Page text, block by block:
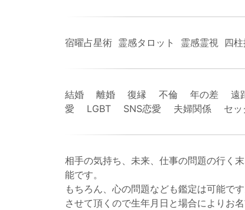
宿曜占星術 霊感タロット 霊感霊視 四
結婚 離婚 復縁 不倫 年の差 遠
愛 LGBT SNS恋愛 夫婦関係 セッ
相手の気持ち、未来、仕事の問題の行く
能です。
もちろん、心の問題なども鑑定は可能で
させて頂くので生年月日と場合によりお名